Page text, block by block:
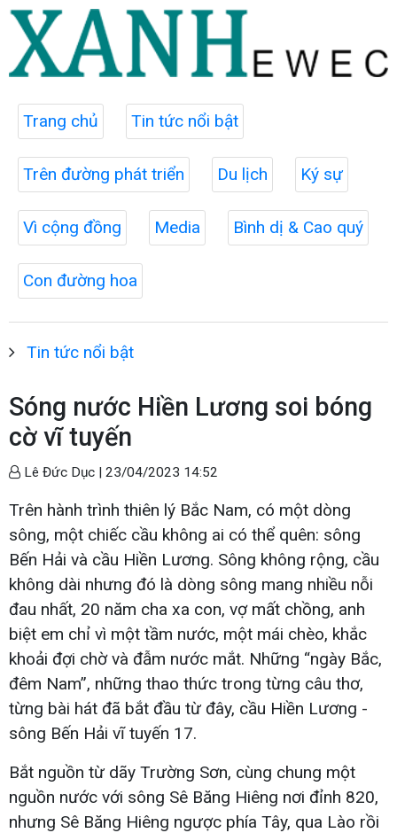
Trang chủ Tin tức nổi bật
Trên đường phát triển Du lịch Ký sự
Vì cộng đồng Media Bình dị & Cao quý
Con đường hoa
Tin tức nổi bật
Sóng nước Hiền Lương soi bóng
cờ vĩ tuyến
Lê Đức Dục | 23/04/2023 14:52
Trên hành trình thiên lý Bắc Nam, có một dòng
sông, một chiếc cầu không ai có thể quên: sông
Bến Hải và cầu Hiền Lương. Sông không rộng, cầu
không dài nhưng đó là dòng sông mang nhiều nỗi
đau nhất, 20 năm cha xa con, vợ mất chồng, anh
biệt em chỉ vì một tầm nước, một mái chèo, khắc
khoải đợi chờ và đẫm nước mắt. Những “ngày Bắc,
đêm Nam”, những thao thức trong từng câu thơ,
từng bài hát đã bắt đầu từ đây, cầu Hiền Lương -
sông Bến Hải vĩ tuyến 17.
Bắt nguồn từ dãy Trường Sơn, cùng chung một
nguồn nước với sông Sê Băng Hiêng nơi đỉnh 820,
nhưng Sê Băng Hiêng ngược phía Tây, qua Lào rồi